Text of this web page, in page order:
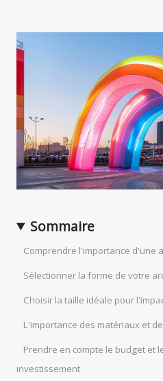
Sommaire
Comprendre l'importance d'une
Sélectionner la forme de votre
Choisir la taille idéale pour
L'importance des matériaux et
Prendre en compte le budget et
investissement